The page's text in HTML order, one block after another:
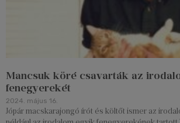
Mancsuk köré csavarták az
fenegyerekét
2024. május 16.
Jópár macskarajongó írót és költőt ismer az